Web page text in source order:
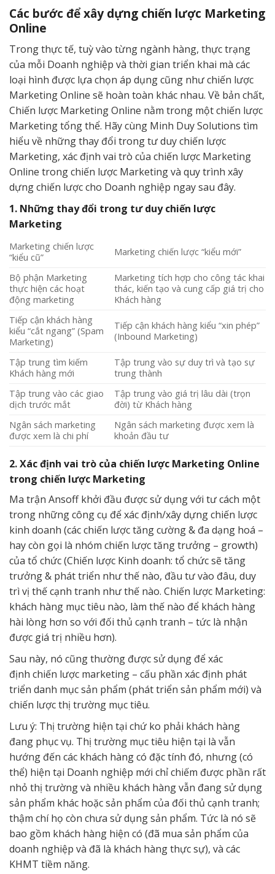
Các bước để xây dựng chiến lược Marketing
Online
Trong thực tế, tuỳ vào từng ngành hàng, thực trạng
của mỗi Doanh nghiệp và thời gian triển khai mà các
loại hình được lựa chọn áp dụng cũng như chiến lược
Marketing Online sẽ hoàn toàn khác nhau. Về bản chất,
Chiến lược Marketing Online nằm trong một chiến lược
Marketing tổng thể. Hãy cùng Minh Duy Solutions tìm
hiểu về những thay đổi trong tư duy chiến lược
Marketing, xác định vai trò của chiến lược Marketing
Online trong chiến lược Marketing và quy trình xây
dựng chiến lược cho Doanh nghiệp ngay sau đây.
1. Những thay đổi trong tư duy chiến lược
Marketing
Marketing chiến lược
“kiểu cũ”
Marketing chiến lược “kiểu mới”
Bộ phận Marketing
thực hiện các hoạt
động marketing
Marketing tích hợp cho công tác khai
thác, kiến tạo và cung cấp giá trị cho
Khách hàng
Tiếp cận khách hàng
kiểu “cắt ngang” (Spam
Marketing)
Tiếp cận khách hàng kiểu “xin phép”
(Inbound Marketing)
Tập trung tìm kiếm
Khách hàng mới
Tập trung vào sự duy trì và tạo sự
trung thành
Tập trung vào các giao
dịch trước mắt
Tập trung vào giá trị lâu dài (trọn
đời) từ Khách hàng
Ngân sách marketing
được xem là chi phí
Ngân sách marketing được xem là
khoản đầu tư
2. Xác định vai trò của chiến lược Marketing Online
trong chiến lược Marketing
Ma trận Ansoff khởi đầu được sử dụng với tư cách một
trong những công cụ để xác định/xây dựng chiến lược
kinh doanh (các chiến lược tăng cường & đa dạng hoá –
hay còn gọi là nhóm chiến lược tăng trưởng – growth)
của tổ chức (Chiến lược Kinh doanh: tổ chức sẽ tăng
trưởng & phát triển như thế nào, đầu tư vào đâu, duy
trì vị thế cạnh tranh như thế nào. Chiến lược Marketing:
khách hàng mục tiêu nào, làm thế nào để khách hàng
hài lòng hơn so với đối thủ cạnh tranh – tức là nhận
được giá trị nhiều hơn).
Sau này, nó cũng thường được sử dụng để xác
định chiến lược marketing – cấu phần xác định phát
triển danh mục sản phẩm (phát triển sản phẩm mới) và
chiến lược thị trường mục tiêu.
Lưu ý: Thị trường hiện tại chứ ko phải khách hàng
đang phục vụ. Thị trường mục tiêu hiện tại là vẫn
hướng đến các khách hàng có đặc tính đó, nhưng (có
thể) hiện tại Doanh nghiệp mới chỉ chiếm được phần rất
nhỏ thị trường và nhiều khách hàng vẫn đang sử dụng
sản phẩm khác hoặc sản phẩm của đối thủ cạnh tranh;
thậm chí họ còn chưa sử dụng sản phẩm. Tức là nó sẽ
bao gồm khách hàng hiện có (đã mua sản phẩm của
doanh nghiệp và đã là khách hàng thực sự), và các
KHMT tiềm năng.